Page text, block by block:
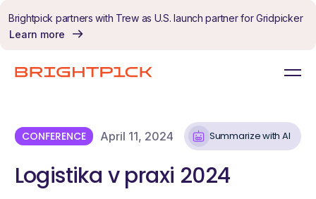
Brightpick partners with Trew as U.S. launch partner for Gridpicker
Learn more
CONFERENCE April 11, 2024 Summarize with AI
Logistika v praxi 2024